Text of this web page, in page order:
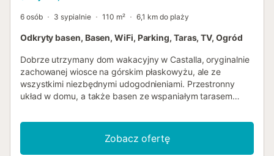
6 osób 3 sypialnie 110 m² 6,1 km do plaży
Odkryty basen, Basen, WiFi, Parking, Taras, TV, Ogród
Dobrze utrzymany dom wakacyjny w Castalla, oryginalnie
zachowanej wiosce na górskim płaskowyżu, ale ze
wszystkimi niezbędnymi udogodnieniami. Przestronny
układ w domu, a także basen ze wspaniałym tarasem
widokiem na góry z osłoniętego tarasu na dachu.
Nieruchomość jest podzielona na trzy różne poziomy. Z
poziomu domu wchodzi się na duży taras zewnętrzny, a
Zobacz ofertę